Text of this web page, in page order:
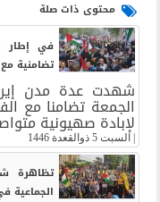
محتوى ذات صلة
في إطار
تضامنية
شهدت عدة مدن
الجمعة تضامنا مع
لإبادة صهيونية متواصلة
السبت 5 ذوالقعدة 1446
تظاهرة
الجماعية